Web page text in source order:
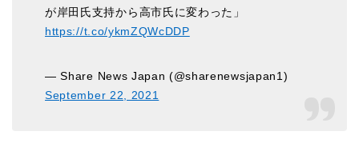
が岸田氏支持から高市氏に変わった」
https://t.co/ykmZQWcDDP
— Share News Japan (@sharenewsjapan1)
September 22, 2021